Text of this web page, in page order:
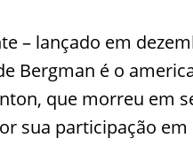
– lançado em
Bergman é o
que morreu em
sua participação em